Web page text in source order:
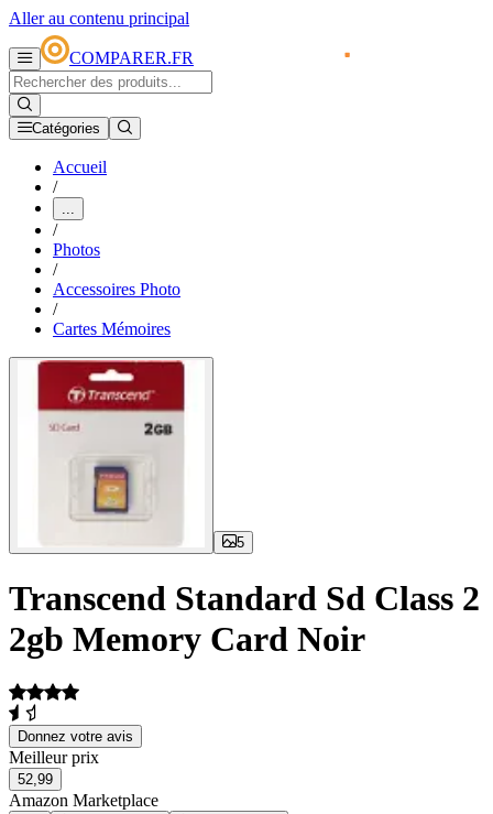
Aller au contenu principal
COMPARER.FR
Catégories
Accueil
/
...
/
Photos
/
Accessoires Photo
/
Cartes Mémoires
5
Transcend Standard Sd Class 2
2gb Memory Card Noir
Donnez votre avis
Meilleur prix
52,99
Amazon Marketplace